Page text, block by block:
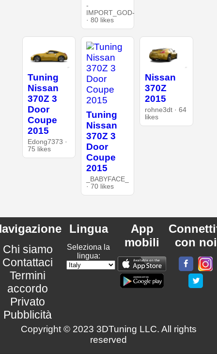
-
IMPORT_GOD-
· 80 likes
Tuning
Nissan
370Z 3
Door
Coupe
2015
Edong7373 ·
75 likes
Tuning
Nissan
370Z 3
Door
Coupe
2015
_BABYFACE_
· 70 likes
Nissan
370Z
2015
rohne3dt · 64
likes
Chi siamo
Contattaci
Termini
accordo
Privato
Pubblicità
Lingua
Seleziona la
lingua:
App
mobili
con noi
Copyright © 2023 3DTuning LLC. All rights
reserved